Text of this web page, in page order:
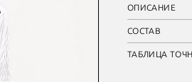
ОПИСАНИЕ
СОСТАВ
ТАБЛИЦА